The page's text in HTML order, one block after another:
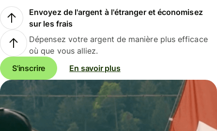
Envoyez de l'argent à l'étranger et économisez
sur les frais
Dépensez votre argent de manière plus efficace
où que vous alliez.
S'inscrire
En savoir plus